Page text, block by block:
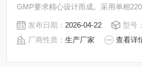
GMP要求精心设计而成。采用单相
实验室及药研机构软胶囊产品开发或
发布日期： 2026-04-22 型号
厂商性质：生产厂家 查看详